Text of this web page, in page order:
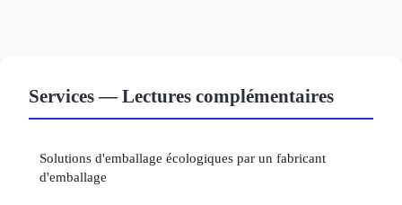
Services — Lectures complémentaires
Solutions d'emballage écologiques par un fabricant
d'emballage